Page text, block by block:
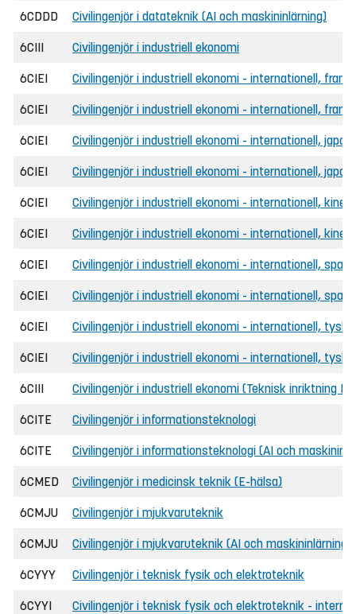
6CDDD Civilingenjör i datateknik (AI och maskininlärning)
6CIII Civilingenjör i industriell ekonomi
6CIEI Civilingenjör i industriell ekonomi - internationell,
6CIEI Civilingenjör i industriell ekonomi - internationell,
6CIEI Civilingenjör i industriell ekonomi - internationell,
6CIEI Civilingenjör i industriell ekonomi - internationell,
6CIEI Civilingenjör i industriell ekonomi - internationell,
6CIEI Civilingenjör i industriell ekonomi - internationell,
6CIEI Civilingenjör i industriell ekonomi - internationell,
6CIEI Civilingenjör i industriell ekonomi - internationell,
6CIEI Civilingenjör i industriell ekonomi - internationell, tyska
6CIEI Civilingenjör i industriell ekonomi - internationell,
6CIII Civilingenjör i industriell ekonomi (Teknisk inriktning
6CITE Civilingenjör i informationsteknologi
6CITE Civilingenjör i informationsteknologi (AI och
6CMED Civilingenjör i medicinsk teknik (E-hälsa)
6CMJU Civilingenjör i mjukvaruteknik
6CMJU Civilingenjör i mjukvaruteknik (AI och maskininlärning)
6CYYY Civilingenjör i teknisk fysik och elektroteknik
6CYYI Civilingenjör i teknisk fysik och elektroteknik -